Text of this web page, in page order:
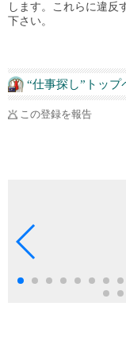
します。これらに違反
下さい。
“仕事探し”トップ
この登録を報告